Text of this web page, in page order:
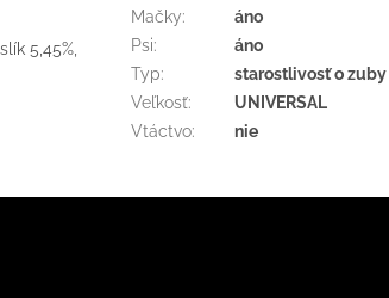
5,45%,
Mačky:
áno
Psi:
áno
Typ:
starostlivosť o zuby
Veľkosť:
UNIVERSAL
Vtáctvo: nie